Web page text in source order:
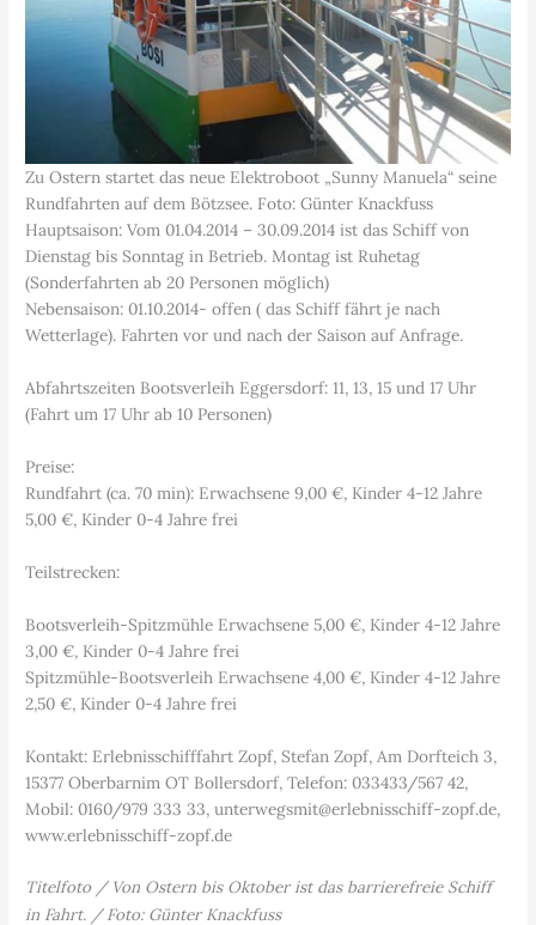
Zu Ostern startet das neue Elektroboot „Sunny Manuela“ seine
Rundfahrten auf dem Bötzsee. Foto: Günter Knackfuss
Hauptsaison: Vom 01.04.2014 – 30.09.2014 ist das Schiff von
Dienstag bis Sonntag in Betrieb. Montag ist Ruhetag
(Sonderfahrten ab 20 Personen möglich)
Nebensaison: 01.10.2014- offen ( das Schiff fährt je nach
Wetterlage). Fahrten vor und nach der Saison auf Anfrage.
Abfahrtszeiten Bootsverleih Eggersdorf: 11, 13, 15 und 17 Uhr
(Fahrt um 17 Uhr ab 10 Personen)
Preise:
Rundfahrt (ca. 70 min): Erwachsene 9,00 €, Kinder 4-12 Jahre
5,00 €, Kinder 0-4 Jahre frei
Teilstrecken:
Bootsverleih-Spitzmühle Erwachsene 5,00 €, Kinder 4-12 Jahre
3,00 €, Kinder 0-4 Jahre frei
Spitzmühle-Bootsverleih Erwachsene 4,00 €, Kinder 4-12 Jahre
2,50 €, Kinder 0-4 Jahre frei
Kontakt: Erlebnisschifffahrt Zopf, Stefan Zopf, Am Dorfteich 3,
15377 Oberbarnim OT Bollersdorf, Telefon: 033433/567 42,
Mobil: 0160/979 333 33, unterwegsmit@erlebnisschiff-zopf.de,
www.erlebnisschiff-zopf.de
Titelfoto / Von Ostern bis Oktober ist das barrierefreie Schiff
in Fahrt. / Foto: Günter Knackfuss